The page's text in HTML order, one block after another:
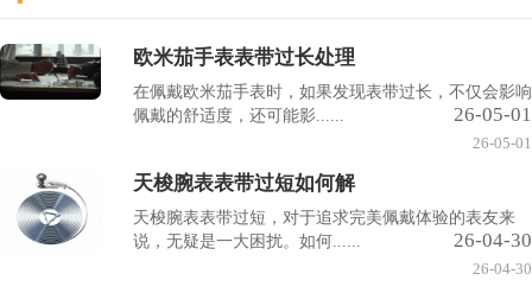
欧米茄手表表带过长处理
在佩戴欧米茄手表时，如果发现表带过长，不仅会影响
佩戴的舒适度，还可能影......
26-05-01
26-05-01
天梭腕表表带过短如何解
天梭腕表表带过短，对于追求完美佩戴体验的表友来
说，无疑是一大困扰。如何......
26-04-30
26-04-30